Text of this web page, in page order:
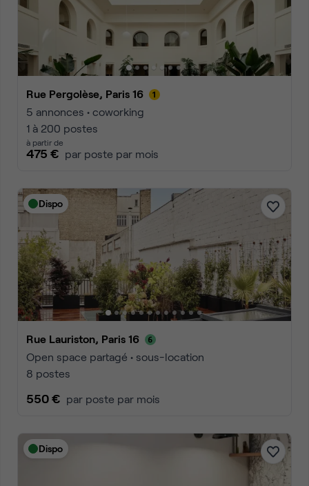
Rue Pergolèse, Paris 16
5 annonces • coworking
1 à 200 postes
à partir de
475 € par poste par mois
Dispo
Rue Lauriston, Paris 16
Open space partagé • sous-location
8 postes
550 € par poste par mois
Dispo